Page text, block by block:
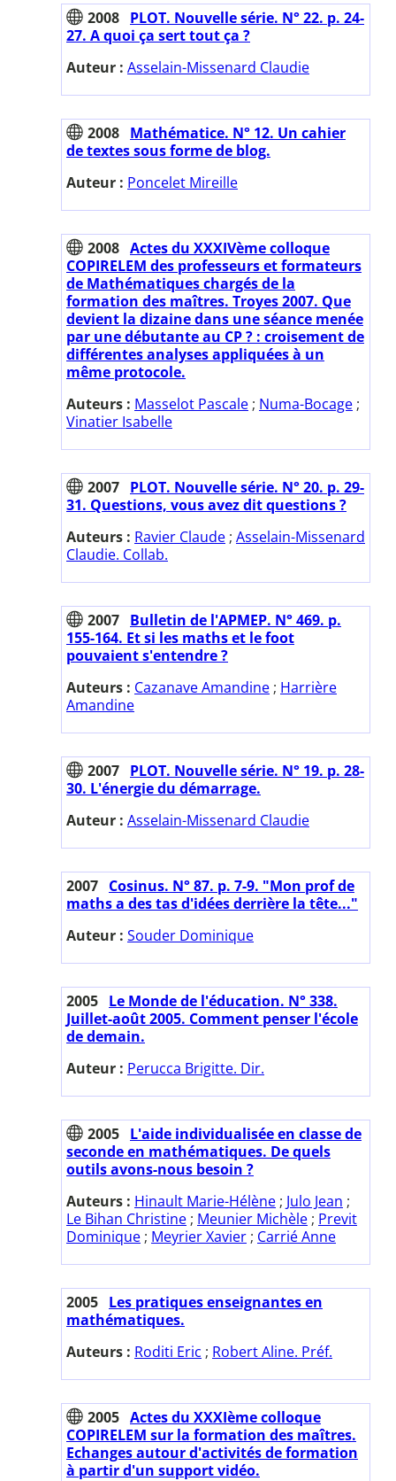
2008 PLOT. Nouvelle série. N° 22. p. 24-
27. A quoi ça sert tout ça ?
Auteur : Asselain-Missenard Claudie
2008 Mathématice. N° 12. Un cahier
de textes sous forme de blog.
Auteur : Poncelet Mireille
2008 Actes du XXXIVème colloque
COPIRELEM des professeurs et formateurs
de Mathématiques chargés de la
formation des maîtres. Troyes 2007. Que
devient la dizaine dans une séance menée
par une débutante au CP ? : croisement de
différentes analyses appliquées à un
même protocole.
Auteurs : Masselot Pascale ; Numa-Bocage ;
Vinatier Isabelle
2007 PLOT. Nouvelle série. N° 20. p. 29-
31. Questions, vous avez dit questions ?
Auteurs : Ravier Claude ; Asselain-Missenard
Claudie. Collab.
2007 Bulletin de l'APMEP. N° 469. p.
155-164. Et si les maths et le foot
pouvaient s'entendre ?
Auteurs : Cazanave Amandine ; Harrière
Amandine
2007 PLOT. Nouvelle série. N° 19. p. 28-
30. L'énergie du démarrage.
Auteur : Asselain-Missenard Claudie
2007 Cosinus. N° 87. p. 7-9. "Mon prof de
maths a des tas d'idées derrière la tête..."
Auteur : Souder Dominique
2005 Le Monde de l'éducation. N° 338.
Juillet-août 2005. Comment penser l'école
de demain.
Auteur : Perucca Brigitte. Dir.
2005 L'aide individualisée en classe de
seconde en mathématiques. De quels
outils avons-nous besoin ?
Auteurs : Hinault Marie-Hélène ; Julo Jean ;
Le Bihan Christine ; Meunier Michèle ; Previt
Dominique ; Meyrier Xavier ; Carrié Anne
2005 Les pratiques enseignantes en
mathématiques.
Auteurs : Roditi Eric ; Robert Aline. Préf.
2005 Actes du XXXIème colloque
COPIRELEM sur la formation des maîtres.
Echanges autour d'activités de formation
à partir d'un support vidéo.